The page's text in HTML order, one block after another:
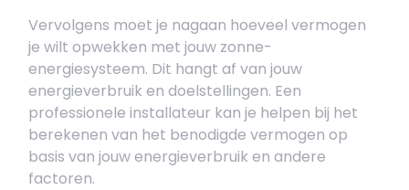
Vervolgens moet je nagaan hoeveel vermogen
je wilt opwekken met jouw zonne-
energiesysteem. Dit hangt af van jouw
energieverbruik en doelstellingen. Een
professionele installateur kan je helpen bij het
berekenen van het benodigde vermogen op
basis van jouw energieverbruik en andere
factoren.